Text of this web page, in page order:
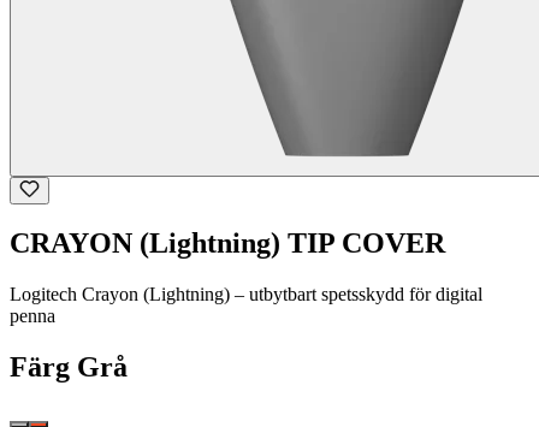
CRAYON (Lightning) TIP COVER
Logitech Crayon (Lightning) – utbytbart spetsskydd för digital
penna
Färg Grå